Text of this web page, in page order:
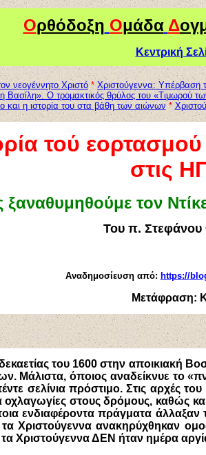
Ορθόδοξη Ομάδα Δ
Κεντρική
νεογέννητο Χριστό * Χριστούγεννα: Υπέρβαση
Ο τρομακτικός θρύλος του «Τιμωρού
και η ιστορία του στα βάθη των αιώνων *
τού
στις
ξαναθυμηθούμε τον
Του π.
Αναδημοσίευση από: https://
Μετάφραση:
δεκαετίας του 1600 στην αποικιακή
Μάλιστα, όποιος αναδείκνυε το
σελίνια πρόστιμο. Στις αρχές
οχλαγωγίες στους δρόμους, καθώς
ενδιαφέροντα πράγματα άλλαξαν
τα Χριστούγεννα ανακηρύχθηκαν
Χριστούγεννα ΔΕΝ ήταν ημέρα